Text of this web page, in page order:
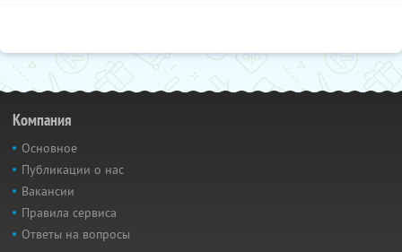
Компания
Основное
Публикации о нас
Вакансии
Правила сервиса
Ответы на вопросы